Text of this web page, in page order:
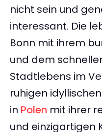
nicht sein und
interessant. Die
Bonn mit ihrem
und dem
Stadtlebens im
ruhigen
in Polen mit ihrer
und einzigartigen